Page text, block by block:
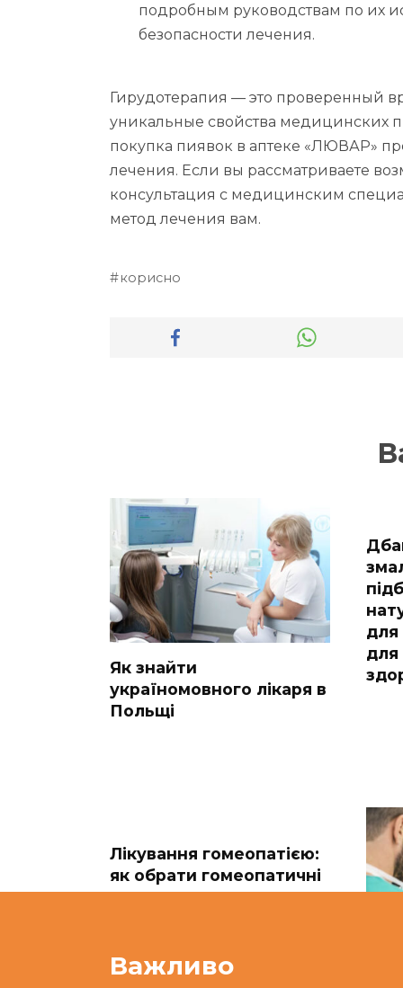
подробным руководствам по их
безопасности лечения.
Гирудотерапия — это проверенный
уникальные свойства медицинских
покупка пиявок в аптеке «ЛЮВАР»
лечения. Если вы рассматриваете
консультация с медицинским
метод лечения вам.
корисно
Як знайти
україномовного лікаря в
Польщі
для
для
Лікування гомеопатією:
як обрати гомеопатичні
препарати
Важливо